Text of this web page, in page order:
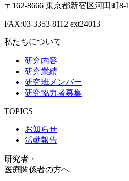
〒162-8666 東京都新宿区河田町8-1
FAX:03-3353-8112 ext24013
私たちについて
研究内容
研究業績
研究班メンバー
研究協力者募集
TOPICS
お知らせ
活動報告
研究者・
医療関係者の方へ